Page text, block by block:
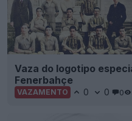
Vaza do logotipo
Fenerbahçe
VAZAMENTO 0 0 0